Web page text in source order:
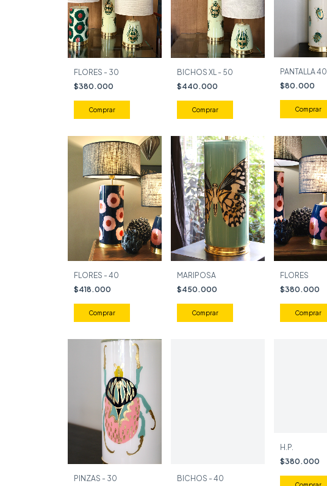
FLORES - 30
$380.000
BICHOS XL - 50
$440.000
Comprar
PANTALLA 40
$80.000
Comprar
FLORES - 40
$418.000
MARIPOSA
$450.000
Comprar
FLORES
$380.000
Comprar
PINZAS - 30
BICHOS - 40
H.P.
$380.000